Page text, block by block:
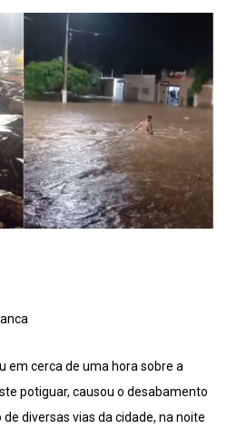
em cerca de uma hora sobre a
potiguar, causou o desabamento
diversas vias da cidade, na noite